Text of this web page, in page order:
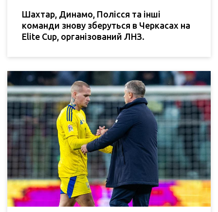
Шахтар, Динамо, Полісся та інші
команди знову зберуться в Черкасах на
Elite Cup, організований ЛНЗ.